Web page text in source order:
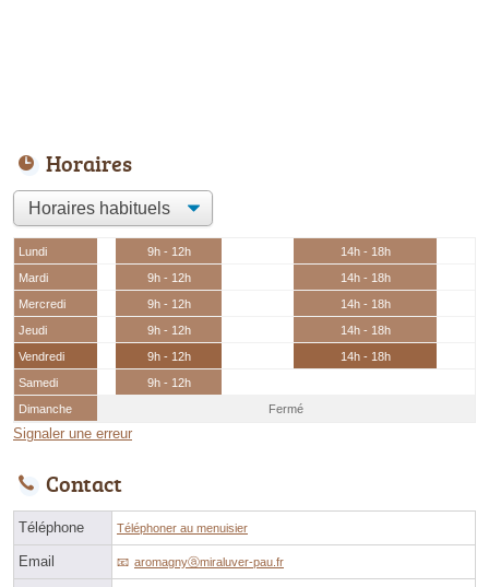
Horaires
Lundi 9h - 12h
14h - 18h
Mardi
9h - 12h
14h - 18h
Mercredi
9h - 12h
14h - 18h
Jeudi
9h - 12h
14h - 18h
Vendredi
9h - 12h
14h - 18h
Samedi
9h - 12h
Dimanche
Fermé
Signaler une erreur
Contact
Téléphone Téléphoner au menuisier
Email aromagnyⓐmiraluver-pau.fr